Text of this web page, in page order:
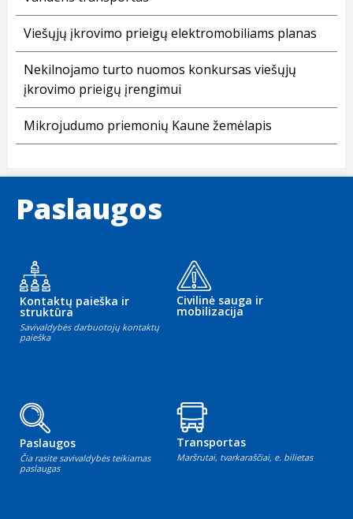
Viešųjų įkrovimo prieigų elektromobiliams planas
Nekilnojamo turto nuomos konkursas viešųjų
įkrovimo prieigų įrengimui
Mikrojudumo priemonių Kaune žemėlapis
Paslaugos
Kontaktų paieška ir
struktūra
Savivaldybės darbuotojų kontaktų
paieška
Civilinė sauga ir
mobilizacija
Paslaugos
Čia rasite savivaldybės teikiamas
paslaugas
Transportas
Maršrutai, tvarkaraščiai, e. bilietas